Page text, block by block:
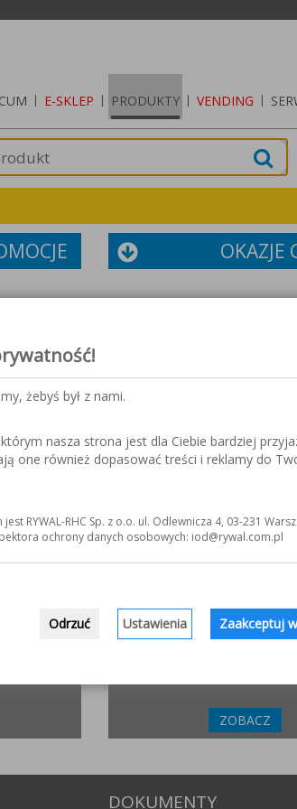
| E-SKLEP | PRODUKTY | VENDING |
OKAZJE
ZOBACZ
ZOBACZ
DOKUMENTY
żebyś był z nami.
nasza strona jest dla Ciebie bardziej
one również dopasować treści i reklamy do
RYWAL-RHC Sp. z o.o. ul. Odlewnicza 4, 03-231
ochrony danych osobowych: iod@rywal.com.pl
Odrzuć Ustawienia Zaakceptuj